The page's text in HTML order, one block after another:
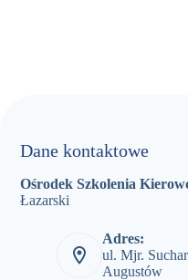
Dane kontaktowe
Ośrodek Szkolenia
Łazarski
Adres:
ul. Mjr.
Augustów